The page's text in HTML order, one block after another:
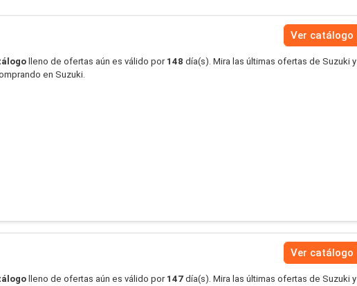
Ver catálogo
lleno de ofertas aún es válido por 148 día(s). Mira las últimas ofertas de Suzuki y
en Suzuki.
Ver catálogo
lleno de ofertas aún es válido por 147 día(s). Mira las últimas ofertas de Suzuki y